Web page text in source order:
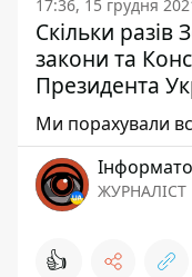
17:36, 15 грудня
Скільки
закони та
Президента
Ми порахували
ЖУРНАЛІСТ
👍